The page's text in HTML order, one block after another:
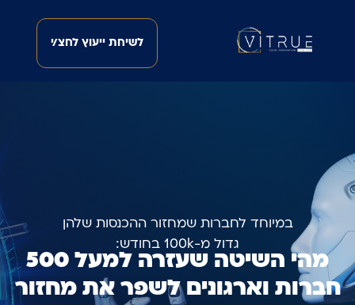
לשיחת ייעוץ לחצ/י
במיוחד לחברות שמחזור ההכנסות שלהן
גדול מ-100k בחודש:
מהי השיטה שעזרה למעל 500
חברות וארגונים לשפר את מחזור